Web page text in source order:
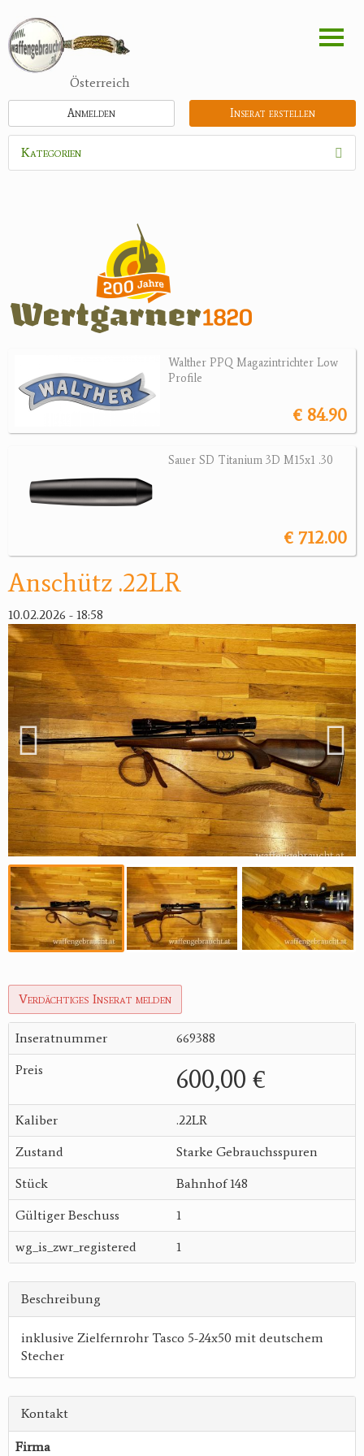
zum
Inhalt
Österreich
Inserat erstellen
Anmelden
Kategorien
Kipplaufgewehre
Kleinkalibergewehre
Repetiererbüchse
Luftdruckwaffen
Revolver
Sonstige Waffen
Munition
Bogensport
Jagdangebote
Jagdreviere
Bücher, Videos
Antikes
Geschenke
Reviereinrichtungen
Walther PPQ Magazintrichter Low
Profile
€ 84.90
Sauer SD Titanium 3D M15x1 .30
€ 712.00
Anschütz .22LR
10.02.2026 - 18:58
Verdächtiges Inserat melden
Inseratnummer 669388
Preis 600,00 €
Kaliber .22LR
Zustand Starke Gebrauchsspuren
Stück Bahnhof 148
Gültiger Beschuss 1
wg_is_zwr_registered 1
Beschreibung
inklusive Zielfernrohr Tasco 5-24x50 mit deutschem
Stecher
Kontakt
Firma